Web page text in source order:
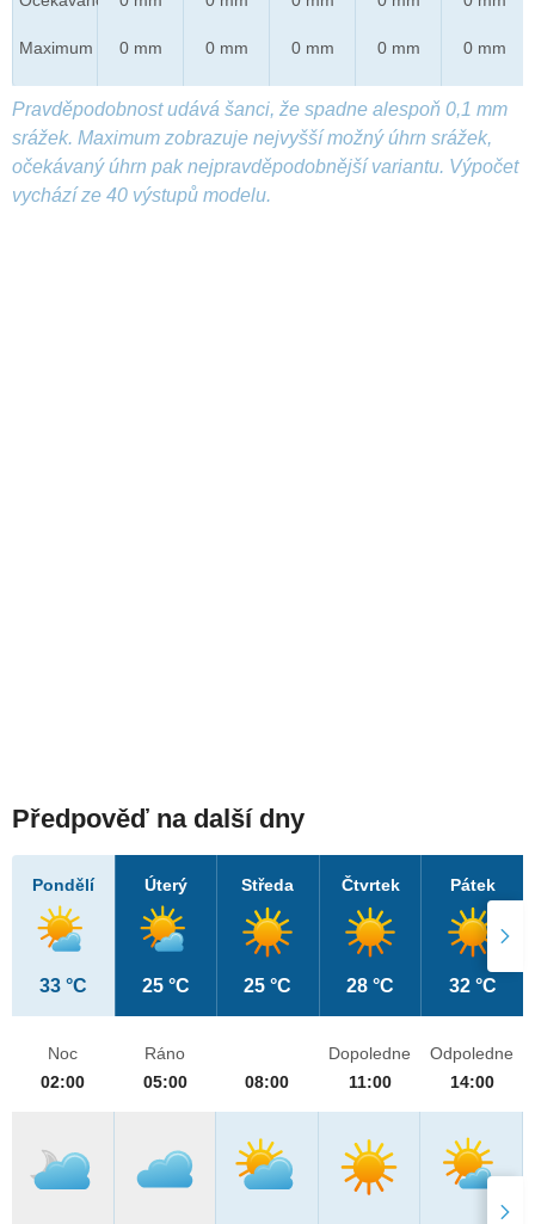
Maximum 0 mm 0 mm 0 mm 0 mm 0 mm
Pravděpodobnost udává šanci, že spadne alespoň 0,1 mm
srážek. Maximum zobrazuje nejvyšší možný úhrn srážek,
očekávaný úhrn pak nejpravděpodobnější variantu. Výpočet
vychází ze 40 výstupů modelu.
Předpověď na další dny
Pondělí
33 °C
Úterý
25 °C
Středa
25 °C
Čtvrtek
28 °C
Pátek
32 °C
Noc
02:00
Ráno
05:00
08:00
Dopoledne
11:00
Odpoledne
14:00